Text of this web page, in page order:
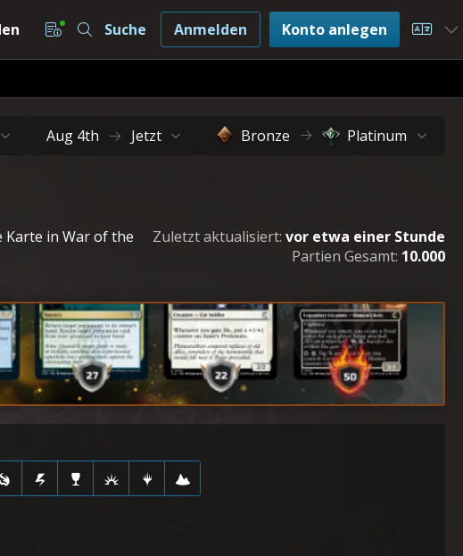
Suche Anmelden Konto anlegen
Aug 4th Jetzt Bronze Platinum
in War of the
Zuletzt aktualisiert: vor etwa einer Stunde
Partien Gesamt: 10.000